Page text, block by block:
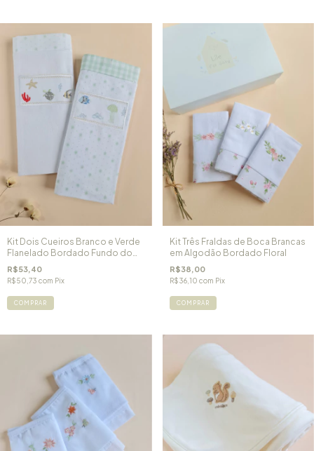
Kit Dois Cueiros Branco e Verde
Flanelado Bordado Fundo do
Mar
R$53,40
R$50,73 com Pix
COMPRAR
Kit Três Fraldas de Boca Brancas
em Algodão Bordado Floral
R$38,00
R$36,10 com Pix
COMPRAR